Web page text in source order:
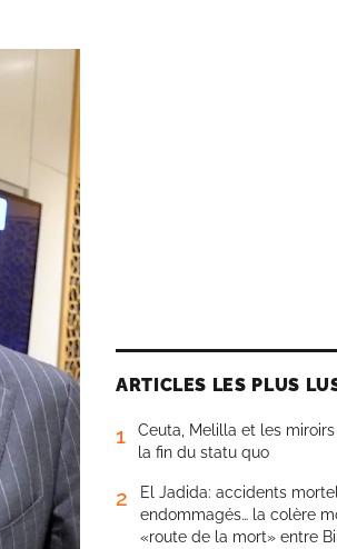
ARTICLES LES PLUS
1
Ceuta, Melilla et les miroirs
la fin du statu quo
2
El Jadida: accidents
endommagés… la colère
«route de la mort» entre